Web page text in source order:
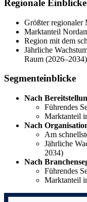
Regionale Einblicke
Größter regionaler
Marktanteil
Region mit dem
Jährliche
Raum
Segmenteinblicke
Nach
Führendes
Marktanteil
Nach
Am
Jährliche
2034)
Nach
Führendes
Marktanteil